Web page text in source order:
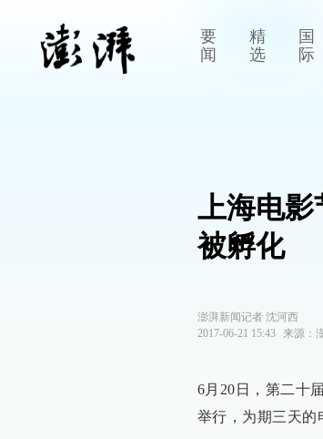
要
闻
精
选
国
际
上海电影
被孵化
澎湃新闻记者 沈河西
2017-06-21 15:43
来源：
6月20日，第二十
举行，为期三天的